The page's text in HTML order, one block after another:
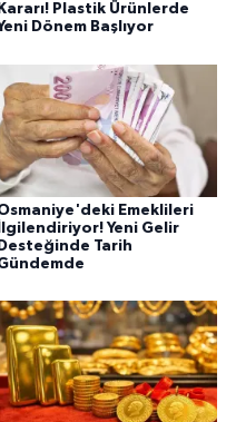
Kararı! Plastik Ürünlerde
Dönem Başlıyor
Emeklileri
İlgilendiriyor! Yeni Gelir
Desteğinde Tarih